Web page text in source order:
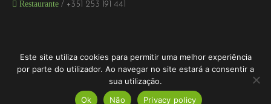
Restaurante / +351 253 191 441
Este site utiliza cookies para permitir uma melhor experiência
por parte do utilizador. Ao navegar no site estará a consentir a
sua utilização.
Ok
Não Privacy policy